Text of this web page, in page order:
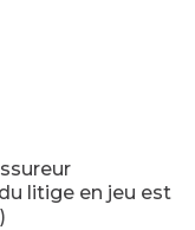
litige en jeu est